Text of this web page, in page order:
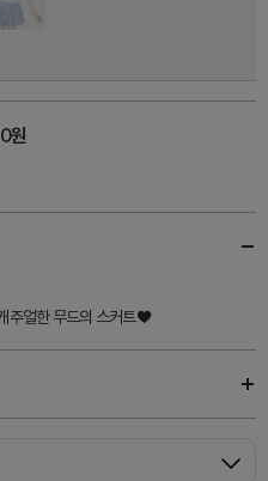
원
주얼한 무드의 스커트♥